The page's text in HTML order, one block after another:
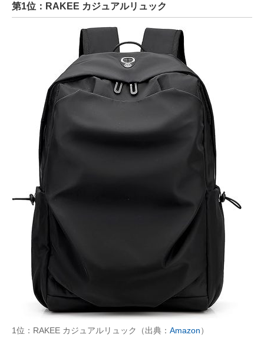
第1位：RAKEE カジュアルリュック
1位：RAKEE カジュアルリュック（出典： Amazon）